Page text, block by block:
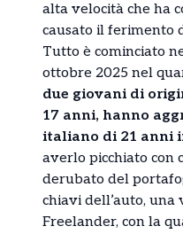
alta velocità che ha
causato il ferimento
Tutto è cominciato
ottobre 2025 nel
due giovani di
17 anni, hanno
italiano di 21 anni
averlo picchiato con
derubato del
chiavi dell’auto, una
Freelander, con la